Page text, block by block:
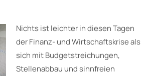
Nichts ist leichter in diesen Tagen
der Finanz- und Wirtschaftskrise als
sich mit Budgetstreichungen,
Stellenabbau und sinnfreien